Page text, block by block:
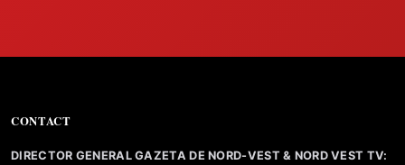
CONTACT
DIRECTOR GENERAL GAZETA DE NORD-VEST & NORD VEST TV: